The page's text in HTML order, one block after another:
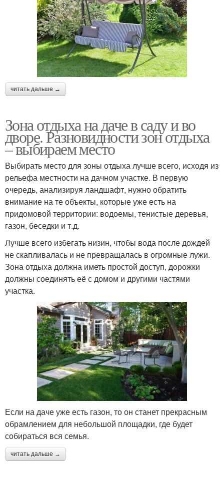
читать дальше →
Зона отдыха на даче в саду и во
дворе. Разновидности зон отдыха
– выбираем место
Выбирать место для зоны отдыха лучше всего, исходя из
рельефа местности на дачном участке. В первую
очередь, анализируя ландшафт, нужно обратить
внимание на те объекты, которые уже есть на
придомовой территории: водоемы, тенистые деревья,
газон, беседки и т.д.
Лучше всего избегать низин, чтобы вода после дождей
не скапливалась и не превращалась в огромные лужи.
Зона отдыха должна иметь простой доступ, дорожки
должны соединять её с домом и другими частями
участка.
Если на даче уже есть газон, то он станет прекрасным
обрамлением для небольшой площадки, где будет
собираться вся семья.
читать дальше →